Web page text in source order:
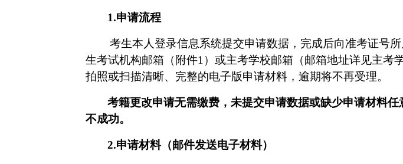
1.申请流程
考生本人登录信息系统提交申请数据，完成后向准考证号
生考试机构邮箱（附件1 ）或主考学校邮箱（邮箱地址详见主考
拍照或扫描清晰、完整的电子版申请材料，逾期将不再受理。
考籍更改申请无需缴费， 未提交申请数据或缺少申请材料任
不成功。
2.申请材料（邮件发送电子材料）